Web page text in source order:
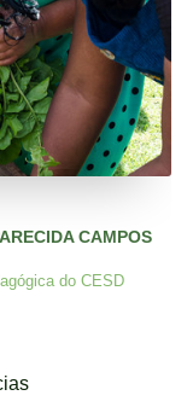
da rede
o
CAMPOS
do CESD